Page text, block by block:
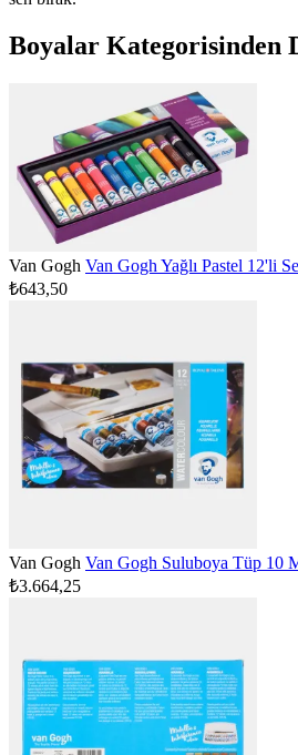
Boyalar Kategorisinden
Van Gogh Van Gogh Yağlı Pastel 12'li
₺643,50
Van Gogh Van Gogh Suluboya Tüp 10
₺3.664,25